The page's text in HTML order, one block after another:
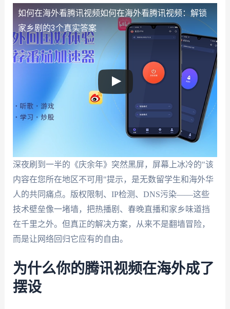
如何在海外看腾讯视频如何在海外看腾讯视频：解锁
家乡剧的3个真实答案
深夜刷到一半的《庆余年》突然黑屏，屏幕上冰冷的"该
内容在您所在地区不可用"提示，是无数留学生和海外华
人的共同痛点。版权限制、IP检测、DNS污染——这些
技术壁垒像一堵墙，把热播剧、春晚直播和家乡味道挡
在千里之外。但真正的解决方案，从来不是翻墙冒险，
而是让网络回归它应有的自由。
为什么你的腾讯视频在海外成了
摆设